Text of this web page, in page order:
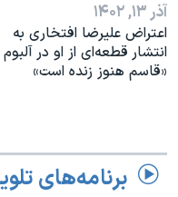
آذر ۱۳, ۱۴۰۲
اعتراض علیرضا افتخاری به
انتشار قطعه‌ای از او در آلبوم
«قاسم هنوز زنده است»
برنامه‌های